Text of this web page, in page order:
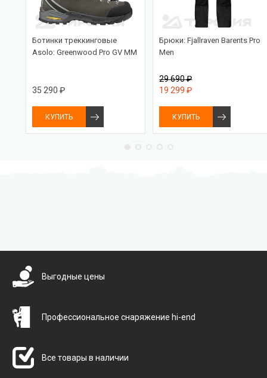
Ботинки треккинговые
Asolo: Greenwood Pro GV MM
35 290 ₽
КУПИТЬ
Брюки: Fjallraven Barents Pro
Men
29 690 ₽
19 299 ₽
КУПИТЬ
Выгодные цены
Профессиональное снаряжение hi-end
Все товары в наличии